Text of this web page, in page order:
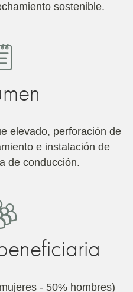
sostenible.
elevado, perforación de
e instalación de
de conducción.
- 50% hombres)